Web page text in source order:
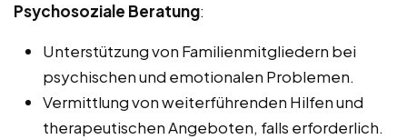
Psychosoziale Beratung:
Unterstützung von Familienmitgliedern bei
psychischen und emotionalen Problemen.
Vermittlung von weiterführenden Hilfen und
therapeutischen Angeboten, falls erforderlich.